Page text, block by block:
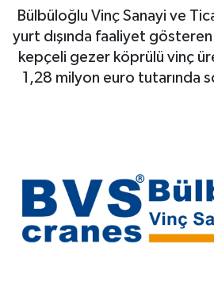
Bülbüloğlu Vinç Sanayi ve
yurt dışında faaliyet
kepçeli gezer köprülü vinç
1,28 milyon euro tutarında
BIST 100 Isı Haritası
Coin Isı Haritası
Gizlilik Sözleşmesi